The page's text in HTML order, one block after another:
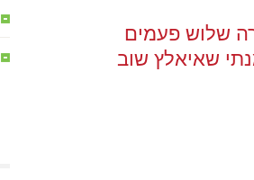
שלוש פעמים
שאיאלץ שוב